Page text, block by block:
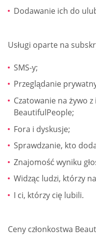
Dodawanie ich do
Usługi oparte na
SMS-y;
Przeglądanie
Czatowanie na żywo
BeautifulPeople;
Fora i dyskusje;
Sprawdzanie, kto
Znajomość wyniku
Widząc ludzi, którzy
I ci, którzy cię lubili.
Ceny członkostwa